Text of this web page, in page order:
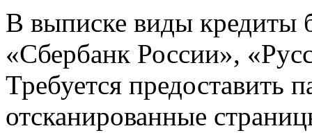
В выписке виды кредиты
«Сбербанк России»,
Требуется предоставить
отсканированные